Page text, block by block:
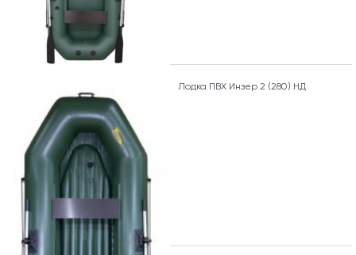
Лодка ПВХ Инзер 2 (280) НД